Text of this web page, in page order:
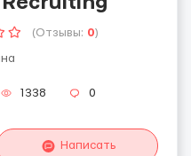
(Отзывы: 0)
1338 0
Написать